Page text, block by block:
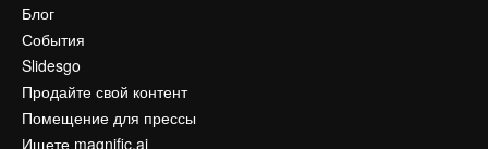
Блог
События
Slidesgo
Продайте свой контент
Помещение для прессы
Ищете magnific.ai